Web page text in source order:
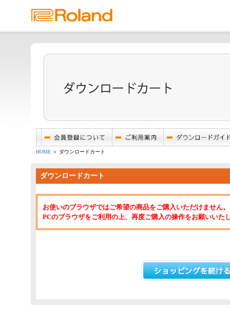
HOME ＞ ダウンロードカート
ダウンロードカート
お使いのブラウザではご希望の商品をご購入いただけません。
PCのブラウザをご利用の上、再度ご購入の操作をお願いいた